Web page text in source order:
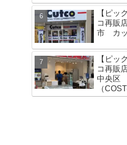
【ピッ
コ再販
市 カッ
【ピッ
コ再販
中央区
（